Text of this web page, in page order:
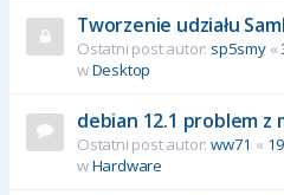
Tworzenie udziału
Ostatni post autor: sp5smy«
wDesktop
debian 12.1 problem z
Ostatni post autor: ww71 «
wHardware